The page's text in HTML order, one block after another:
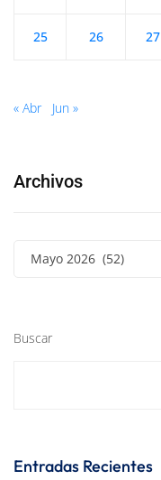
25 26 27
« Abr Jun »
Archivos
Mayo 2026 (52)
Buscar
Entradas Recientes